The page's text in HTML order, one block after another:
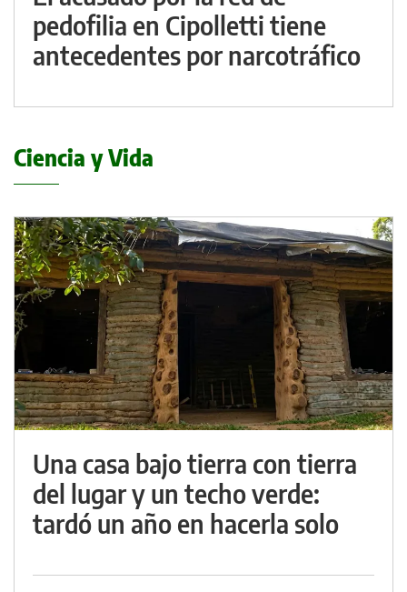
pedofilia en Cipolletti tiene
antecedentes por narcotráfico
Ciencia y Vida
Una casa bajo tierra con tierra
del lugar y un techo verde:
tardó un año en hacerla solo